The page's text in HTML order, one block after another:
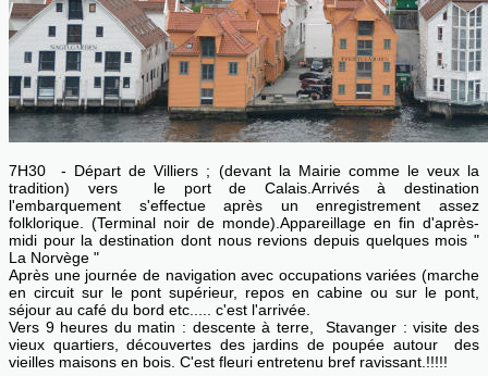
7H30 - Départ de Villiers ; (devant la Mairie comme le veux la
tradition) vers le port de Calais.Arrivés à destination
l'embarquement s'effectue après un enregistrement assez
folklorique. (Terminal noir de monde).Appareillage en fin d'après-
midi pour la destination dont nous revions depuis quelques mois "
La Norvège "
Après une journée de navigation avec occupations variées (marche
en circuit sur le pont supérieur, repos en cabine ou sur le pont,
séjour au café du bord etc..... c'est l'arrivée.
Vers 9 heures du matin : descente à terre, Stavanger : visite des
vieux quartiers, découvertes des jardins de poupée autour des
vieilles maisons en bois. C'est fleuri entretenu bref ravissant.!!!!!